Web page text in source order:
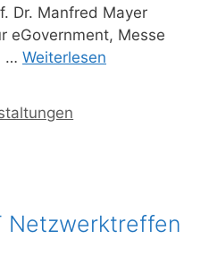
Dr. Manfred Mayer
eGovernment, Messe
… Weiterlesen
Netzwerktreffen